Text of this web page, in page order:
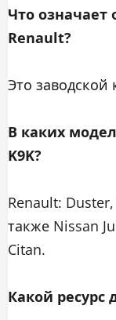
Что означает
Renault?
Это заводской
В каких
K9K?
Renault:
также Nissan
Citan.
Какой ресурс